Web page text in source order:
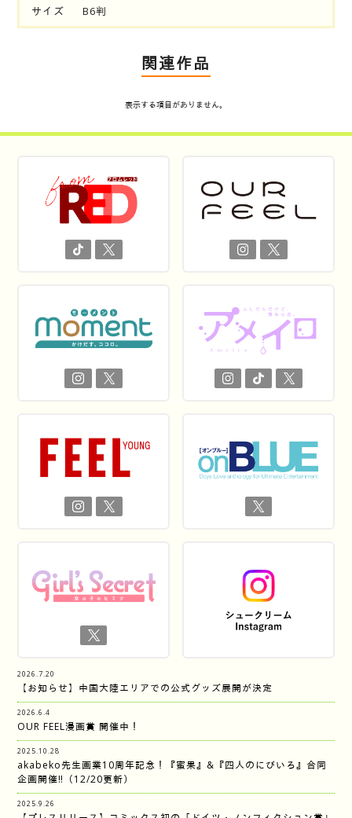
サイズ
B6判
関連作品
表示する項目がありません。
2026.7.20
【お知らせ】中国大陸エリアでの公式グッズ展開が決定
2026.6.4
OUR FEEL漫画賞 開催中！
2025.10.28
akabeko先生画業10周年記念！『蜜果』&『四人のにびいろ』合同
企画開催‼︎（12/20更新）
2025.9.26